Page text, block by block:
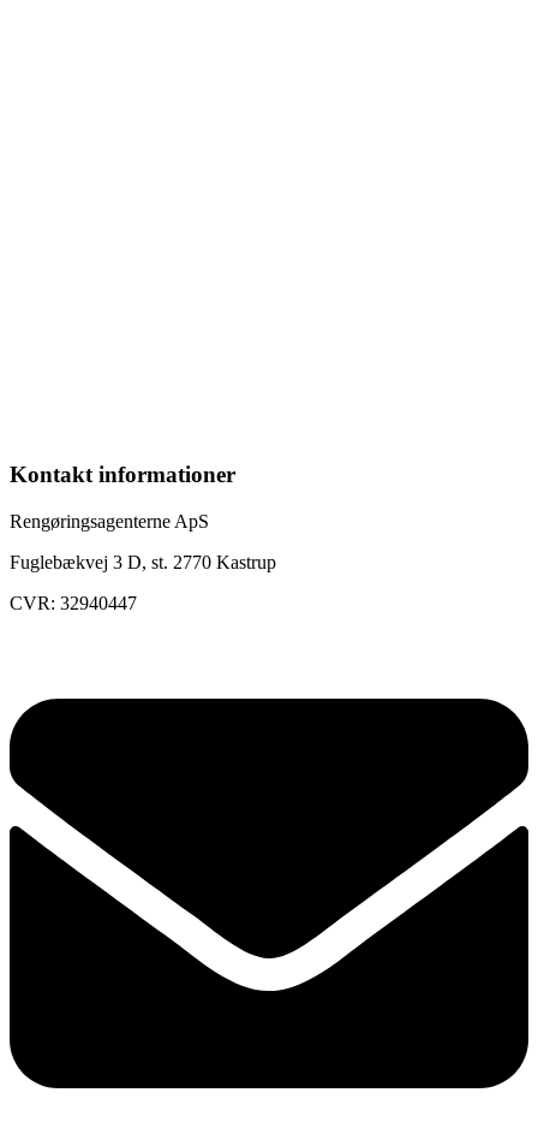
Kontakt informationer
Rengøringsagenterne ApS
Fuglebækvej 3 D, st. 2770 Kastrup
CVR: 32940447